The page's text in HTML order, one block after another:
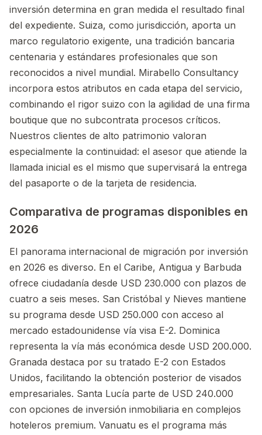
inversión determina en gran medida el resultado final
del expediente. Suiza, como jurisdicción, aporta un
marco regulatorio exigente, una tradición bancaria
centenaria y estándares profesionales que son
reconocidos a nivel mundial. Mirabello Consultancy
incorpora estos atributos en cada etapa del servicio,
combinando el rigor suizo con la agilidad de una firma
boutique que no subcontrata procesos críticos.
Nuestros clientes de alto patrimonio valoran
especialmente la continuidad: el asesor que atiende la
llamada inicial es el mismo que supervisará la entrega
del pasaporte o de la tarjeta de residencia.
Comparativa de programas disponibles en
2026
El panorama internacional de migración por inversión
en 2026 es diverso. En el Caribe, Antigua y Barbuda
ofrece ciudadanía desde USD 230.000 con plazos de
cuatro a seis meses. San Cristóbal y Nieves mantiene
su programa desde USD 250.000 con acceso al
mercado estadounidense vía visa E-2. Dominica
representa la vía más económica desde USD 200.000.
Granada destaca por su tratado E-2 con Estados
Unidos, facilitando la obtención posterior de visados
empresariales. Santa Lucía parte de USD 240.000
con opciones de inversión inmobiliaria en complejos
hoteleros premium. Vanuatu es el programa más